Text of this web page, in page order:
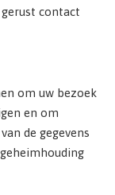
contact
om uw bezoek
en om
de gegevens